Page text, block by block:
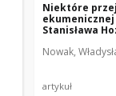
Niektóre
Stanisława
Nowak,
artykuł